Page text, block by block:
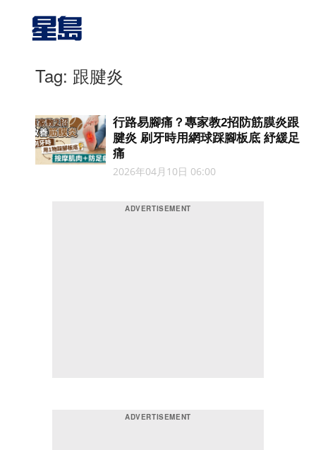
Tag: 跟腱炎
行路易腳痛？專家教2招防筋膜炎跟
腱炎 刷牙時用網球踩腳板底 紓緩足
痛
2026年04月10日 06:00